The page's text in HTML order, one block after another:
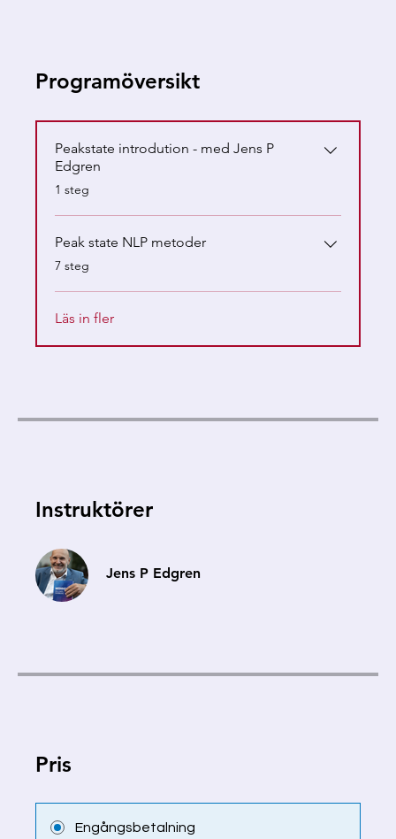
Programöversikt
Peakstate introdution - med Jens P
Edgren
.1 steg
Peak state NLP metoder
.7 steg
Läs in fler
Instruktörer
Jens P Edgren
Pris
Engångsbetalning